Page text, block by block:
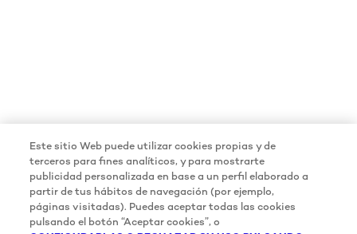
Este sitio Web puede utilizar cookies propias y de
terceros para fines analíticos, y para mostrarte
publicidad personalizada en base a un perfil elaborado a
partir de tus hábitos de navegación (por ejemplo,
páginas visitadas). Puedes aceptar todas las cookies
pulsando el botón “Aceptar cookies”, o